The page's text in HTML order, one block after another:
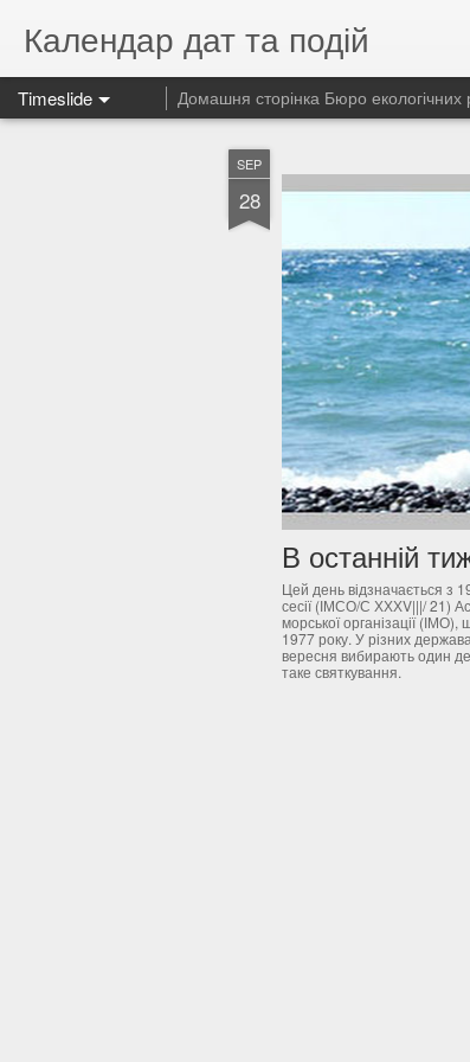
Календар дат та подій
Timeslide Домашня сторінка Бюро екологічних
SEP
28
Цей день відзначається з
сесії (ІМСО/С ХХХV|||/ 21)
морської організації
1977 року. У різних
вересня вибирають один
таке святкування.